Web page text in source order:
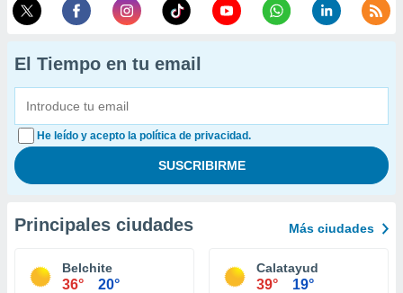
El Tiempo en tu email
He leído y acepto la política de privacidad.
Principales ciudades Más ciudades
Belchite
36° 20°
Calatayud
39° 19°